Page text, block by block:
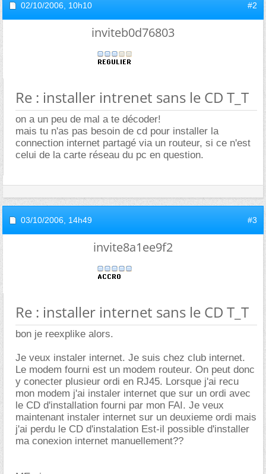
02/10/2006, 10h10 #2
inviteb0d76803
Re : installer intrenet sans le CD T_T
on a un peu de mal a te décoder!
mais tu n'as pas besoin de cd pour installer la
connection internet partagé via un routeur, si ce n'est
celui de la carte réseau du pc en question.
03/10/2006, 14h49 #3
invite8a1ee9f2
Re : installer internet sans le CD T_T
bon je reexplike alors.
Je veux instaler internet. Je suis chez club internet.
Le modem fourni est un modem routeur. On peut donc
y conecter plusieur ordi en RJ45. Lorsque j'ai recu
mon modem j'ai instaler internet que sur un ordi avec
le CD d'installation fourni par mon FAI. Je veux
maintenant instaler internet sur un deuxieme ordi mais
j'ai perdu le CD d'instalation Est-il possible d'installer
ma conexion internet manuellement??